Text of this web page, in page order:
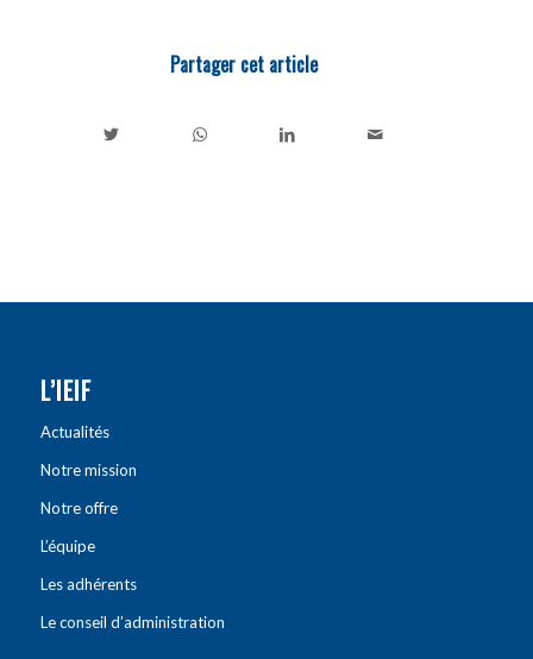
Partager cet article
L’IEIF
Actualités
Notre mission
Notre offre
L’équipe
Les adhérents
Le conseil d’administration